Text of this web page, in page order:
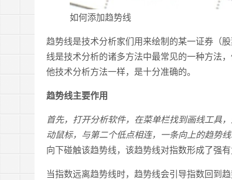
如何添加趋势线
趋势线是技术分析家们用来绘制的某一证券（
线是技术分析的诸多方法中最常见的一种方法
他技术分析方法一样，是十分准确的。
趋势线主要作用
首先，打开分析软件，在菜单栏找到画线工具
动鼠标，与第二个低点相连，一条向上的趋势线
向下碰触该趋势线，该趋势线对指数形成了强有
当指数远离趋势线时，趋势线会引导指数回到